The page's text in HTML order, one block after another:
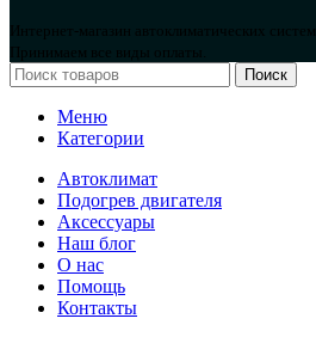
Интернет-магазин автоклиматических систем.
Принимаем все виды оплаты.
Поиск
Меню
Категории
Автоклимат
Подогрев двигателя
Аксессуары
Наш блог
О нас
Помощь
Контакты